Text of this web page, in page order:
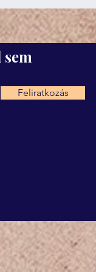
Feliratkozás